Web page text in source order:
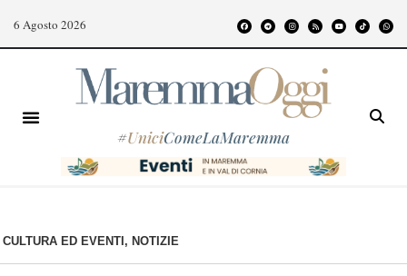
6 Agosto 2026
#UniciComeLaMaremma
CULTURA ED EVENTI , NOTIZIE